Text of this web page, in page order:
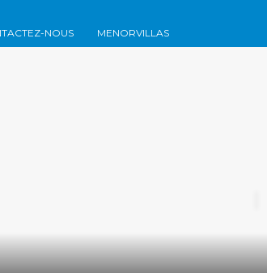
Zones Contactez-nous
NOUS MENORVILLAS